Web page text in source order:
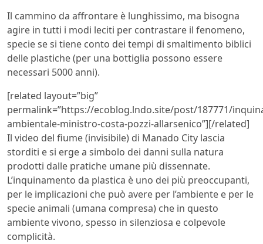
Il cammino da affrontare è lunghissimo, ma bisogna
agire in tutti i modi leciti per contrastare il fenomeno,
specie se si tiene conto dei tempi di smaltimento biblici
delle plastiche (per una bottiglia possono essere
necessari 5000 anni).
[related layout=”big”
permalink=”https://ecoblog.lndo.site/post/187771/
ambientale-ministro-costa-pozzi-allarsenico”][/related]
Il video del fiume (invisibile) di Manado City lascia
storditi e si erge a simbolo dei danni sulla natura
prodotti dalle pratiche umane più dissennate.
L’inquinamento da plastica è uno dei più preoccupanti,
per le implicazioni che può avere per l’ambiente e per le
specie animali (umana compresa) che in questo
ambiente vivono, spesso in silenziosa e colpevole
complicità.